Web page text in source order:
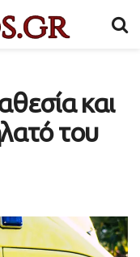
και
του